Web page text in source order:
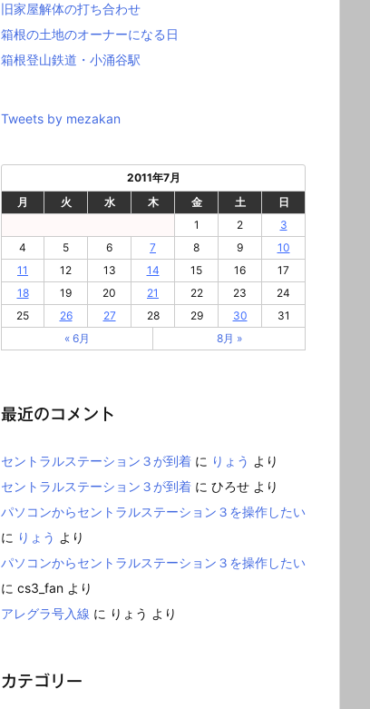
旧家屋解体の打ち合わせ
箱根の土地のオーナーになる日
箱根登山鉄道・小涌谷駅
Tweets by mezakan
2011年7月
月
火 水 木 金 土
日
1
2
3
4
5 6 7 8 9
10
11
12 13 14 15 16
17
18
19 20 21 22 23
24
25
26 27 28 29 30
31
« 6月
8月 »
最近のコメント
セントラルステーション３が到着 に りょう より
セントラルステーション３が到着 に ひろせ より
パソコンからセントラルステーション３を操作したい
に りょう より
パソコンからセントラルステーション３を操作したい
に cs3_fan より
アレグラ号入線 に りょう より
カテゴリー